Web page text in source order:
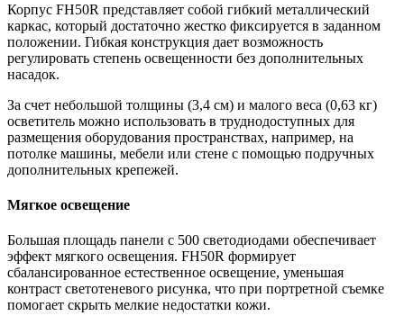
Корпус FH50R представляет собой гибкий металлический
каркас, который достаточно жестко фиксируется в заданном
положении. Гибкая конструкция дает возможность
регулировать степень освещенности без дополнительных
насадок.
За счет небольшой толщины (3,4 см) и малого веса (0,63 кг)
осветитель можно использовать в труднодоступных для
размещения оборудования пространствах, например, на
потолке машины, мебели или стене с помощью подручных
дополнительных крепежей.
Мягкое освещение
Большая площадь панели с 500 светодиодами обеспечивает
эффект мягкого освещения. FH50R формирует
сбалансированное естественное освещение, уменьшая
контраст светотеневого рисунка, что при портретной съемке
помогает скрыть мелкие недостатки кожи.